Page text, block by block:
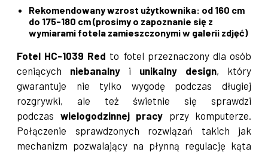
Rekomendowany wzrost użytkownika: od 160 cm
do 175-180 cm (prosimy o zapoznanie się z
wymiarami fotela zamieszczonymi w galerii zdjęć)
Fotel HC-1039 Red to fotel przeznaczony dla osób
ceniących niebanalny i unikalny design, który
gwarantuje nie tylko wygodę podczas długiej
rozgrywki, ale też świetnie się sprawdzi
podczas wielogodzinnej pracy przy komputerze.
Połączenie sprawdzonych rozwiązań takich jak
mechanizm pozwalający na płynną regulację kąta